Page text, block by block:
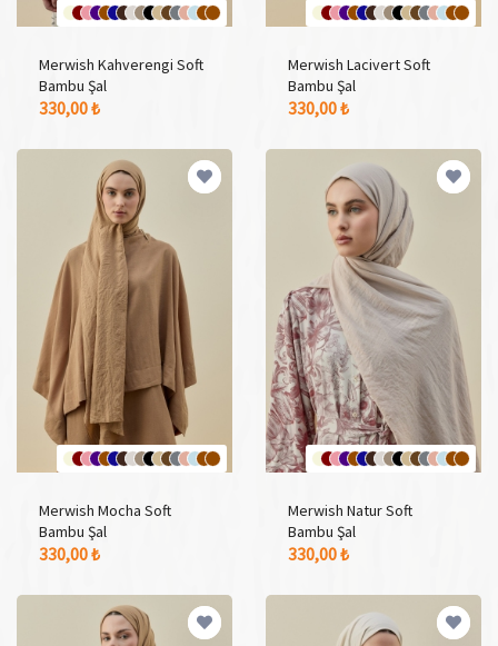
17 Adet Renk Seçeneği
Merwish Kahverengi Soft
Bambu Şal
330,00 ₺
17 Adet Renk Seçeneği
Merwish Lacivert Soft
Bambu Şal
330,00 ₺
17 Adet Renk Seçeneği
Merwish Mocha Soft
Bambu Şal
330,00 ₺
17 Adet Renk Seçeneği
Merwish Natur Soft
Bambu Şal
330,00 ₺